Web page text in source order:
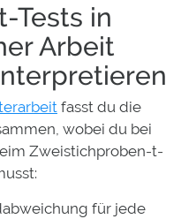
Tests in
Arbeit
fasst du die
wobei du bei
Zweistichproben-t-
für jede